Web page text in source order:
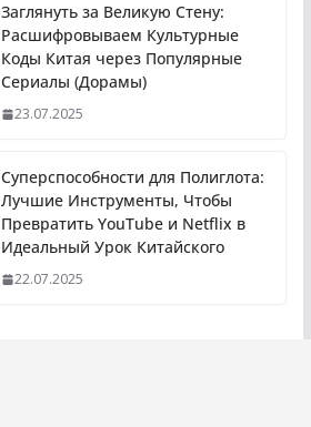
Заглянуть за Великую Стену:
Расшифровываем Культурные
Коды Китая через Популярные
Сериалы (Дорамы)
23.07.2025
Суперспособности для Полиглота:
Лучшие Инструменты, Чтобы
Превратить YouTube и Netflix в
Идеальный Урок Китайского
22.07.2025